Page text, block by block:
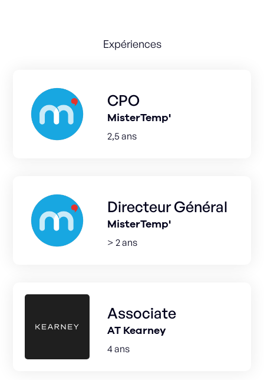
Expériences
CPO
MisterTemp'
2,5 ans
Directeur Général
MisterTemp'
> 2 ans
Associate
AT Kearney
4 ans